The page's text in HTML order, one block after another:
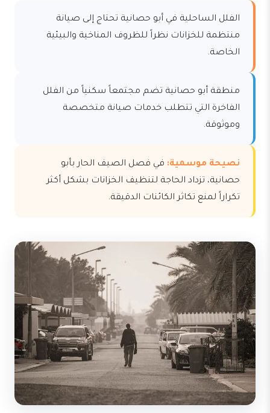
الفلل الساحلية في أبو حصانية تحتاج إلى صيانة
منتظمة للخزانات نظراً للظروف المناخية والبيئية
الخاصة.
منطقة أبو حصانية تضم مجتمعاً سكنياً من الفلل
الفاخرة التي تتطلب خدمات صيانة متخصصة
وموثوقة.
نصيحة موسمية: في فصل الصيف الحار بأبو
حصانية، تزداد الحاجة لتنظيف الخزانات بشكل أكثر
تكراراً لمنع تكاثر الكائنات الدقيقة.